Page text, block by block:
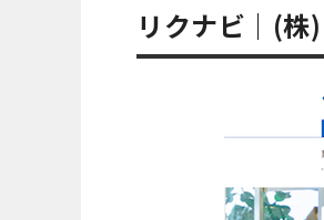
リクナビ｜(株